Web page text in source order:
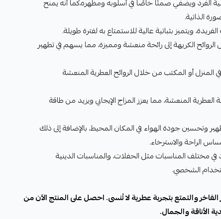
الفرد ويضفي صمتًا خاصًا في أسلوبه ومظهره،كما أنه يمنح
الذاتية.
ويتميز بثباتية عالية للاستمتاع به لفترة طويلة.
الكريهة إلى رائحة منعشة ومميزة، مما يسهم في تطهير
المنزل أو المكتب من خلال الروائح العطرية المنعشة
المنعشة، مما يعزز المزاج الإيجابي ويزيد من طاقة
وتحسين جودة الهواء في المكان المحيط، بالإضافة إلى ذلك
الراحة والاسترخاء.
مختلف المناسبات مثل الحفلات، والمناسبات الدينية
الشخصي.
والتمتع بتجربة عطرية لا تُنسى. احصل على المنتج الآن من
الأناقة والجمال.